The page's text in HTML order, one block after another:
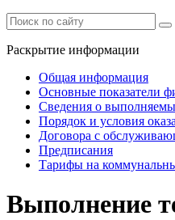
Раскрытие информации
Общая информация
Основные показатели
Сведения о
Порядок и условия
Договора с
Предписания
Тарифы на
Выполнение